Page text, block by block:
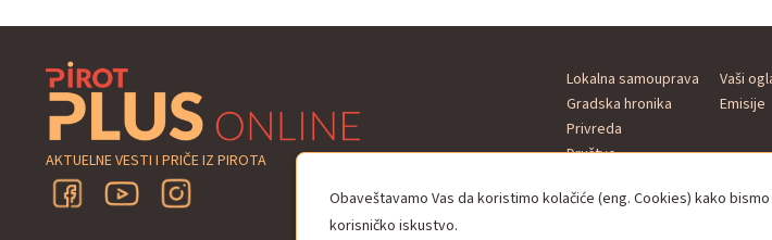
AKTUELNE VESTI I PRIČE IZ PIROTA
Lokalna samouprava
Gradska hronika
Privreda
Društvo
Sport
Vaši
Emisije
Obaveštavamo Vas da koristimo kolačiće (eng. Cookies) kako
korisničko iskustvo.